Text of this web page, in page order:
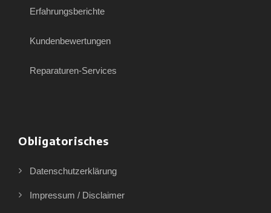
Erfahrungsberichte
Kundenbewertungen
Reparaturen-Services
Obligatorisches
Datenschutzerklärung
Impressum / Disclaimer